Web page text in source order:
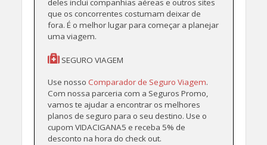
deles inclui companhias aéreas e outros sites
que os concorrentes costumam deixar de
fora. É o melhor lugar para começar a planejar
uma viagem.
SEGURO VIAGEM
Use nossoComparador de Seguro Viagem.
Com nossa parceria com a Seguros Promo,
vamos te ajudar a encontrar os melhores
planos de seguro para o seu destino. Use o
cupom VIDACIGANA5 e receba 5% de
desconto na hora do check out.